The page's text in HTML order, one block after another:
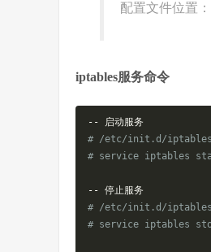
配置文件位置：
iptables服务命令
--
启动服务
# /etc/init.d/
# service iptables
-- 停止服务
# /etc/init.d/
# service iptables